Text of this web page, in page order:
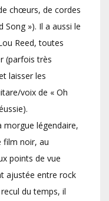
chœurs, de cordes
Song »). Il a aussi le
Reed, toutes
(parfois très
laisser les
voix de « Oh
morgue légendaire,
film noir, au
points de vue
ajustée entre rock
du temps, il